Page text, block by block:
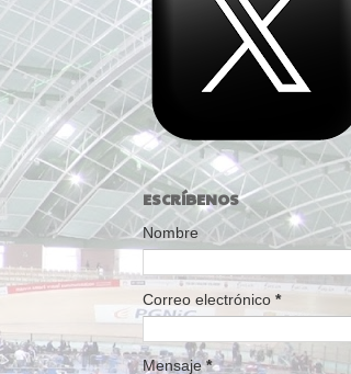
ESCRÍBENOS
Nombre
Correo electrónico *
Mensaje*